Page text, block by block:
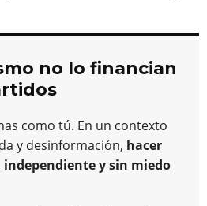
no lo financian
como tú. En un contexto
y desinformación, hacer
y sin miedo